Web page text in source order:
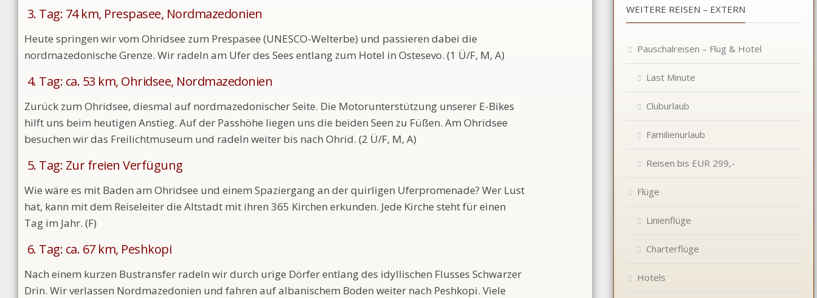
3. Tag: 74 km, Prespasee, Nordmazedonien
Heute springen wir vom Ohridsee zum Prespasee (UNESCO-Welterbe) und passieren dabei die
nordmazedonische Grenze. Wir radeln am Ufer des Sees entlang zum Hotel in Ostesevo. (1 Ü/F, M, A)
4. Tag: ca. 53 km, Ohridsee, Nordmazedonien
Zurück zum Ohridsee, diesmal auf nordmazedonischer Seite. Die Motorunterstützung unserer E-Bikes
hilft uns beim heutigen Anstieg. Auf der Passhöhe liegen uns die beiden Seen zu Füßen. Am Ohridsee
besuchen wir das Freilichtmuseum und radeln weiter bis nach Ohrid. (2 Ü/F, M, A)
5. Tag: Zur freien Verfügung
Wie wäre es mit Baden am Ohridsee und einem Spaziergang an der quirligen Uferpromenade? Wer Lust
hat, kann mit dem Reiseleiter die Altstadt mit ihren 365 Kirchen erkunden. Jede Kirche steht für einen
Tag im Jahr. (F)
6. Tag: ca. 67 km, Peshkopi
Nach einem kurzen Bustransfer radeln wir durch urige Dörfer entlang des idyllischen Flusses Schwarzer
Drin. Wir verlassen Nordmazedonien und fahren auf albanischem Boden weiter nach Peshkopi. Viele
WEITERE REISEN – EXTERN
Pauschalreisen – Flug & Hotel
Last Minute
Cluburlaub
Familienurlaub
Reisen bis EUR 299,-
Flüge
Linienflüge
Charterflüge
Hotels